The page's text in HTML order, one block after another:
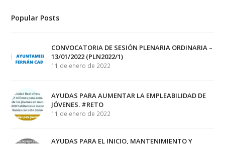
Popular Posts
CONVOCATORIA DE SESIÓN PLENARIA ORDINARIA –
13/01/2022 (PLN2022/1)
11 de enero de 2022
AYUDAS PARA AUMENTAR LA EMPLEABILIDAD DE
JÓVENES. #RETO
11 de enero de 2022
AYUDAS PARA EL INICIO, MANTENIMIENTO Y